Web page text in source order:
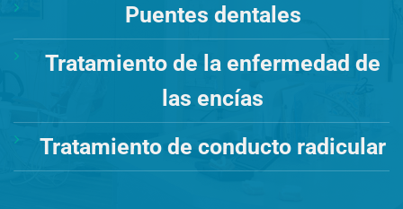
Puentes dentales
Tratamiento de la enfermedad de
las encías
Tratamiento de conducto radicular